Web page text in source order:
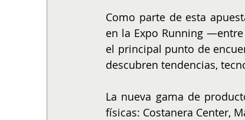
Como parte de esta
en la Expo Running
el principal punto de
descubren tendencias,
La nueva gama de
físicas: Costanera Center,